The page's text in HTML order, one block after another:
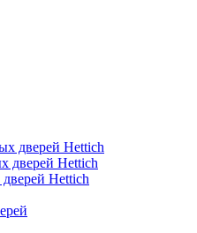
дверей Hettich
дверей Hettich
Hettich